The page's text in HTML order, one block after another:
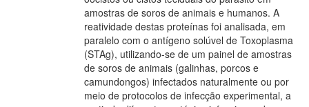
amostras de soros de animais e humanos. A
reatividade destas proteínas foi analisada, em
paralelo com o antígeno solúvel de Toxoplasma
(STAg), utilizando-se de um painel de amostras
de soros de animais (galinhas, porcos e
camundongos) infectados naturalmente ou por
meio de protocolos de infecção experimental, a